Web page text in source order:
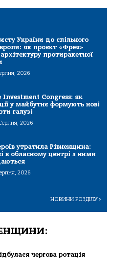
України до спільного
як проєкт «Фрея»
протиракетної
2026
Investment Congress: як
у майбутнє формують нові
галузі
2026
утратила Рівненщина:
в обласному центрі з ними
2026
НОВИНИ РОЗДІЛУ>
чергова ротація